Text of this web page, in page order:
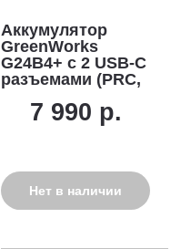
Аккумулятор
GreenWorks
G24B4+ c 2 USB-C
разъемами (PRC,
7 990 р.
Нет в наличии